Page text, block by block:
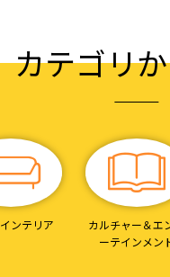
カテゴリ
インテリア
カルチャー＆エ
ーテインメン